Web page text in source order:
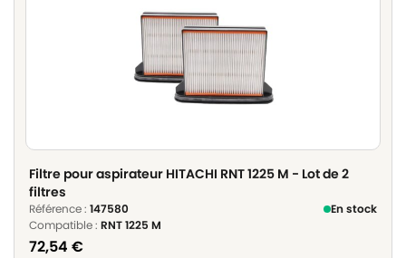
Filtre pour aspirateur HITACHI RNT 1225 M - Lot de 2
filtres
Référence : 147580
En stock
Compatible : RNT 1225 M
72,54 €